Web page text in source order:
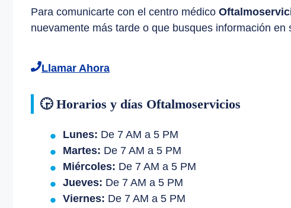
Para comunicarte con el centro médico
nuevamente más tarde o que busques información
Llamar Ahora
🕞 Horarios y días Oftalmoservicios
Lunes: De 7 AM a 5 PM
Martes: De 7 AM a 5 PM
Miércoles: De 7 AM a 5 PM
Jueves: De 7 AM a 5 PM
Viernes: De 7 AM a 5 PM